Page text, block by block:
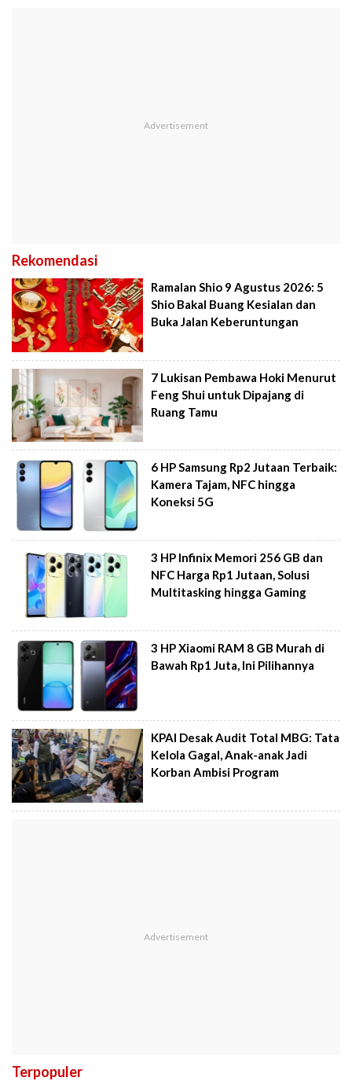
Rekomendasi
Ramalan Shio 9 Agustus 2026: 5
Shio Bakal Buang Kesialan dan
Buka Jalan Keberuntungan
7 Lukisan Pembawa Hoki Menurut
Feng Shui untuk Dipajang di
Ruang Tamu
6 HP Samsung Rp2 Jutaan Terbaik:
Kamera Tajam, NFC hingga
Koneksi 5G
3 HP Infinix Memori 256 GB dan
NFC Harga Rp1 Jutaan, Solusi
Multitasking hingga Gaming
3 HP Xiaomi RAM 8 GB Murah di
Bawah Rp1 Juta, Ini Pilihannya
KPAI Desak Audit Total MBG: Tata
Kelola Gagal, Anak-anak Jadi
Korban Ambisi Program
Terpopuler